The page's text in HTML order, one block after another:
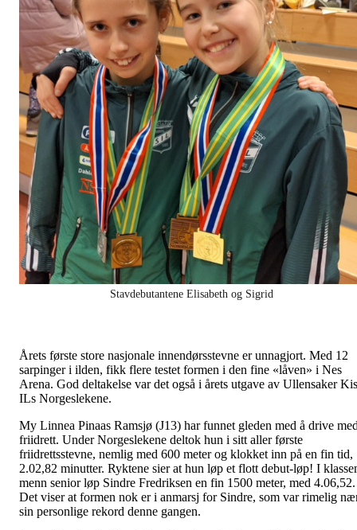
Stavdebutantene Elisabeth og Sigrid
Årets første store nasjonale innendørsstevne er unnagjort. Med 12
sarpinger i ilden, fikk flere testet formen i den fine «låven» i Nes
Arena. God deltakelse var det også i årets utgave av Ullensaker
ILs Norgeslekene.
My Linnea Pinaas Ramsjø (J13) har funnet gleden med å drive
friidrett. Under Norgeslekene deltok hun i sitt aller første
friidrettsstevne, nemlig med 600 meter og klokket inn på en fin tid,
2.02,82 minutter. Ryktene sier at hun løp et flott debut-løp! I
menn senior løp Sindre Fredriksen en fin 1500 meter, med 4.06,52.
Det viser at formen nok er i anmarsj for Sindre, som var rimelig
sin personlige rekord denne gangen.